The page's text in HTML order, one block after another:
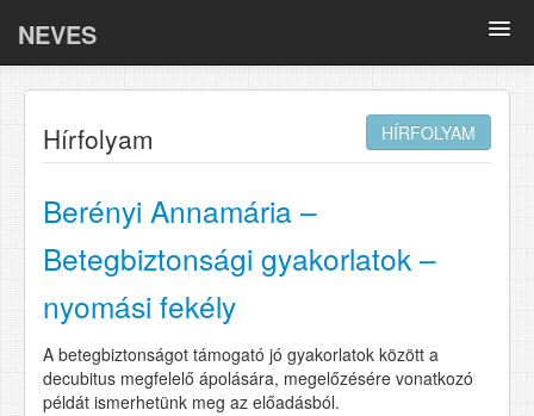
NEVES
Oki kutatások
COVID-19
Tematikus anyagok
Adatlapok
GY.I.K.
HÍRFOLYAM
Hírfolyam
Berényi Annamária –
Betegbiztonsági gyakorlatok –
nyomási fekély
A betegbiztonságot támogató jó gyakorlatok között a
decubitus megfelelő ápolására, megelőzésére vonatkozó
példát ismerhetünk meg az előadásból.